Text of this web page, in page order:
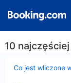
10
Co jest wliczone